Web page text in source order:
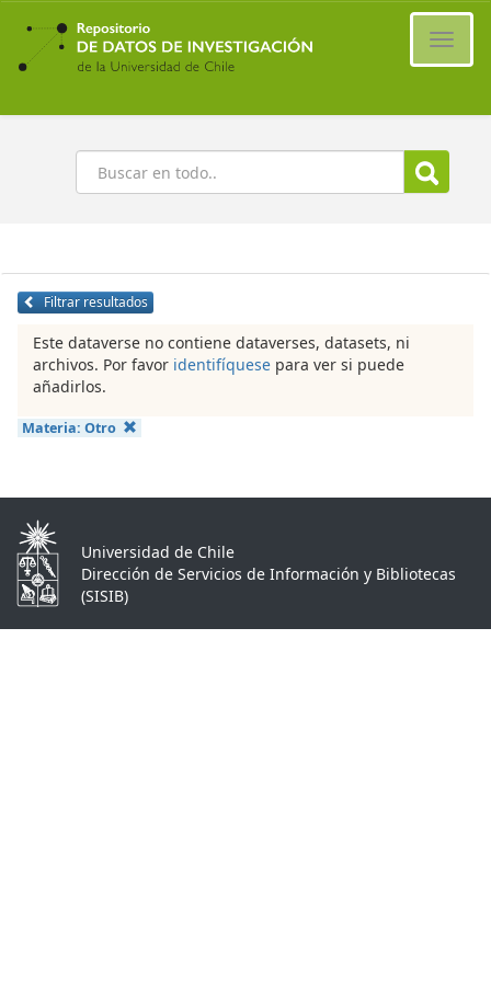
Ir
contenido
principal
Buscar
Filtrar resultados
Este dataverse no contiene dataverses, datasets, ni
archivos. Por favor identifíquese para ver si puede
añadirlos.
Materia: Otro
Universidad de Chile
Dirección de Servicios de Información y Bibliotecas
(SISIB)